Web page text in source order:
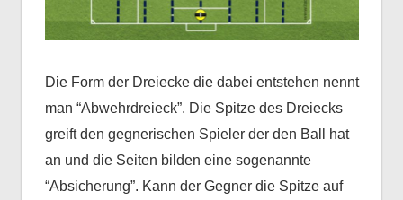
Die Form der Dreiecke die dabei entstehen nennt
man “Abwehrdreieck”. Die Spitze des Dreiecks
greift den gegnerischen Spieler der den Ball hat
an und die Seiten bilden eine sogenannte
“Absicherung”. Kann der Gegner die Spitze auf